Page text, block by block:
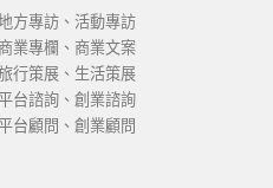
方專訪、活動專訪
業專欄、商業文案
行策展、生活策展
台諮詢、創業諮詢
台顧問、創業顧問